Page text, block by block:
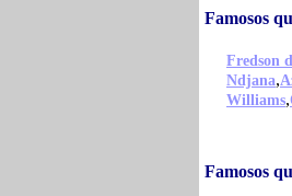
Famosos
Fredson
Ndjana,
Williams,
Famosos